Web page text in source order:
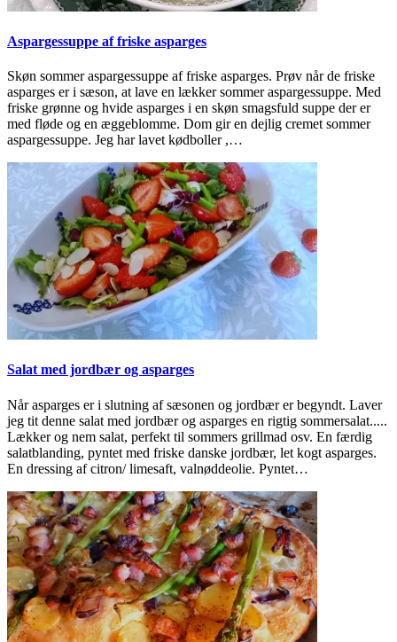
Aspargessuppe af friske asparges
Skøn sommer aspargessuppe af friske asparges. Prøv når de friske
asparges er i sæson, at lave en lækker sommer aspargessuppe. Med
friske grønne og hvide asparges i en skøn smagsfuld suppe der er
med fløde og en æggeblomme. Dom gir en dejlig cremet sommer
aspargessuppe. Jeg har lavet kødboller ,…
Salat med jordbær og asparges
Når asparges er i slutning af sæsonen og jordbær er begyndt. Laver
jeg tit denne salat med jordbær og asparges en rigtig sommersalat.....
Lækker og nem salat, perfekt til sommers grillmad osv. En færdig
salatblanding, pyntet med friske danske jordbær, let kogt asparges.
En dressing af citron/ limesaft, valnøddeolie. Pyntet…